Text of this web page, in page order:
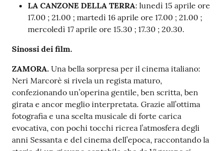
argomenti...
Seguici
su
LA CANZONE DELLA TERRA: lunedì 15 aprile ore
17.00 ; 21.00 ; martedì 16 aprile ore 17.00 ; 21.00 ;
mercoledì 17 aprile ore 15.30 ; 17.30 ; 20.30.
Sinossi dei film.
ZAMORA. Una bella sorpresa per il cinema italiano:
Neri Marcorè si rivela un regista maturo,
confezionando un’operina gentile, ben scritta, ben
girata e ancor meglio interpretata. Grazie all’ottima
fotografia e una scelta musicale di forte carica
evocativa, con pochi tocchi ricrea l’atmosfera degli
anni Sessanta e del cinema dell’epoca, raccontando la